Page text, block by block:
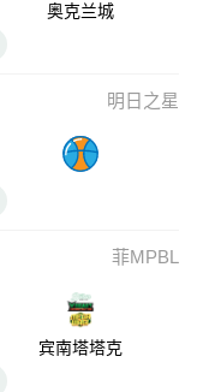
奥克兰城
明日之星
菲MPBL
宾南塔塔克